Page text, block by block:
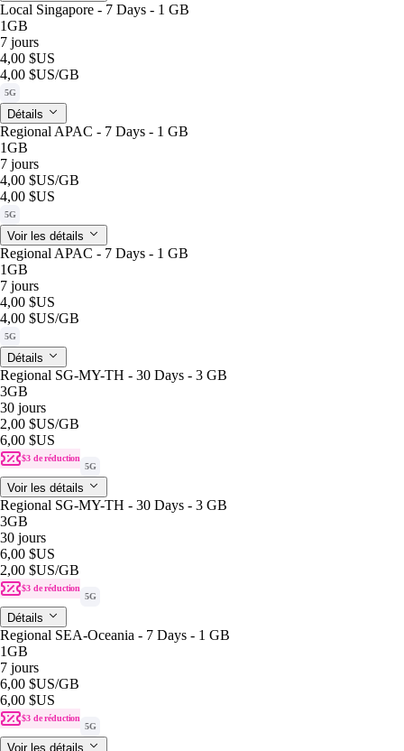
Local Singapore - 7 Days - 1 GB
1GB
7 jours
4,00 $US
4,00 $US/GB
5G
Détails
Regional APAC - 7 Days - 1 GB
1GB
7 jours
4,00 $US/GB
4,00 $US
5G
Voir les détails
Regional APAC - 7 Days - 1 GB
1GB
7 jours
4,00 $US
4,00 $US/GB
5G
Détails
Regional SG-MY-TH - 30 Days - 3 GB
3GB
30 jours
2,00 $US/GB
6,00 $US
$3 de réduction
5G
Voir les détails
Regional SG-MY-TH - 30 Days - 3 GB
3GB
30 jours
6,00 $US
2,00 $US/GB
$3 de réduction
5G
Détails
Regional SEA-Oceania - 7 Days - 1 GB
1GB
7 jours
6,00 $US/GB
6,00 $US
$3 de réduction
5G
Voir les détails